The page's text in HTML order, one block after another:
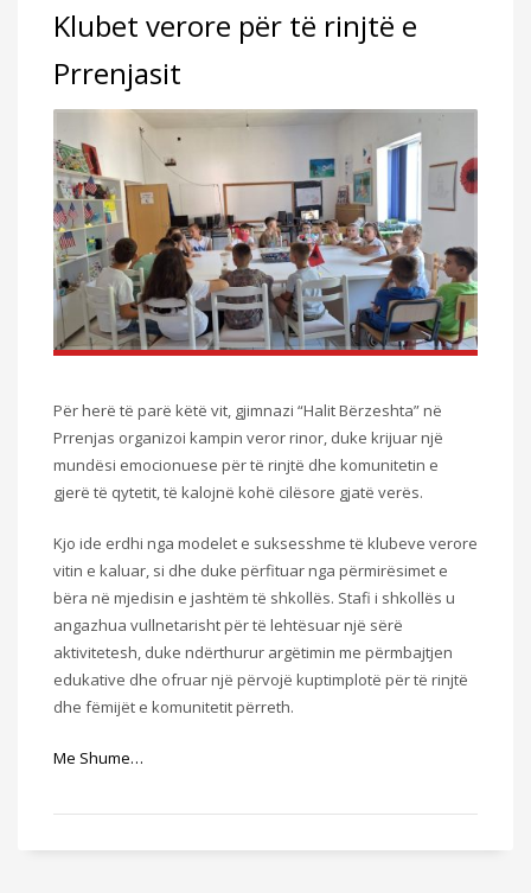
Klubet verore për të rinjtë e
Prrenjasit
Për herë të parë këtë vit, gjimnazi “Halit Bërzeshta” në
Prrenjas organizoi kampin veror rinor, duke krijuar një
mundësi emocionuese për të rinjtë dhe komunitetin e
gjerë të qytetit, të kalojnë kohë cilësore gjatë verës.
Kjo ide erdhi nga modelet e suksesshme të klubeve verore
vitin e kaluar, si dhe duke përfituar nga përmirësimet e
bëra në mjedisin e jashtëm të shkollës. Stafi i shkollës u
angazhua vullnetarisht për të lehtësuar një sërë
aktivitetesh, duke ndërthurur argëtimin me përmbajtjen
edukative dhe ofruar një përvojë kuptimplotë për të rinjtë
dhe fëmijët e komunitetit përreth.
Me Shume…